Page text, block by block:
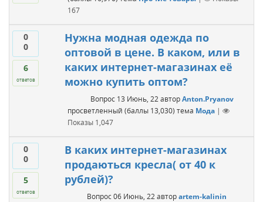
167
0
0
6
ответов
Нужна модная одежда по
оптовой в цене. В каком, или в
каких интернет-магазинах её
можно купить оптом?
Вопрос 13 Июнь, 22 авторAnton.Pryanov
просветленный (баллы 13,030) тема Мода |
Показы 1,047
0
0
5
ответов
В каких интернет-магазинах
продаються кресла( от 40 к
рублей)?
Вопрос 06 Июнь, 22 авторartem-kalinin